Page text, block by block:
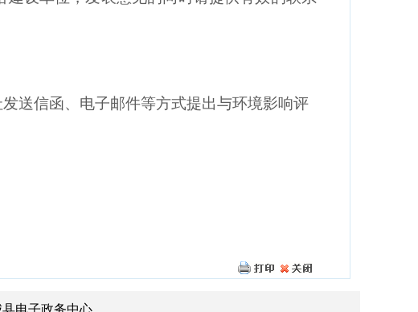
送信函、电子邮件等方式提出与环境影响评
电子政务中心